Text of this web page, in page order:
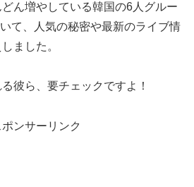
ん増やしている韓国の6人グルー
て、人気の秘密や最新のライブ情
ました。
彼ら、要チェックですよ！
ポンサーリンク